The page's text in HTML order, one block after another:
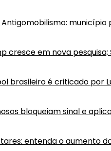
cresce em nova
brasileiro é criticado por
bloqueiam sinal e
entenda o aumento